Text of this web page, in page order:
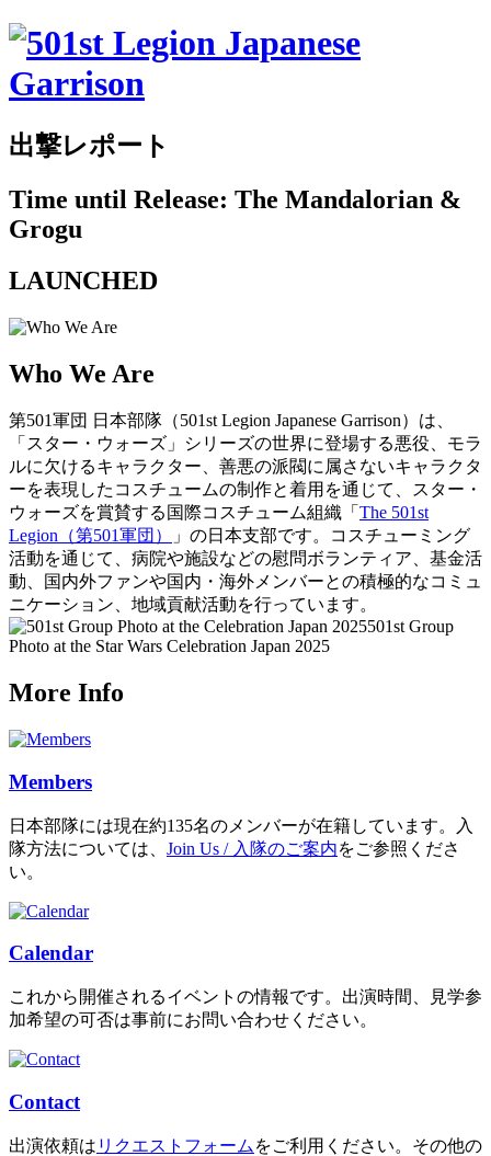
出撃レポート
Time until Release: The Mandalorian &
Grogu
LAUNCHED
Who We Are
第501軍団 日本部隊（501st Legion Japanese Garrison）は、
「スター・ウォーズ」シリーズの世界に登場する悪役、モラ
ルに欠けるキャラクター、善悪の派閥に属さないキャラクタ
ーを表現したコスチュームの制作と着用を通じて、スター・
ウォーズを賞賛する国際コスチューム組織「 The 501st
Legion（第501軍団）
」の日本支部です。コスチューミング
活動を通じて、病院や施設などの慰問ボランティア、基金活
動、国内外ファンや国内・海外メンバーとの積極的なコミュ
ニケーション、地域貢献活動を行っています。
501st Group
Photo at the Star Wars Celebration Japan 2025
More Info
Members
日本部隊には現在約135名のメンバーが在籍しています。入
隊方法については、 Join Us / 入隊のご案内をご参照くださ
い。
Calendar
これから開催されるイベントの情報です。出演時間、見学参
加希望の可否は事前にお問い合わせください。
Contact
出演依頼は リクエストフォーム をご利用ください。その他の